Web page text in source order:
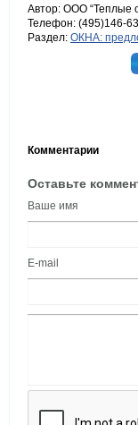
Автор: ООО “Теплые
Телефон: (495)146-
Раздел: ОКНА:
Комментарии
Оставьте
Ваше имя
E-mail